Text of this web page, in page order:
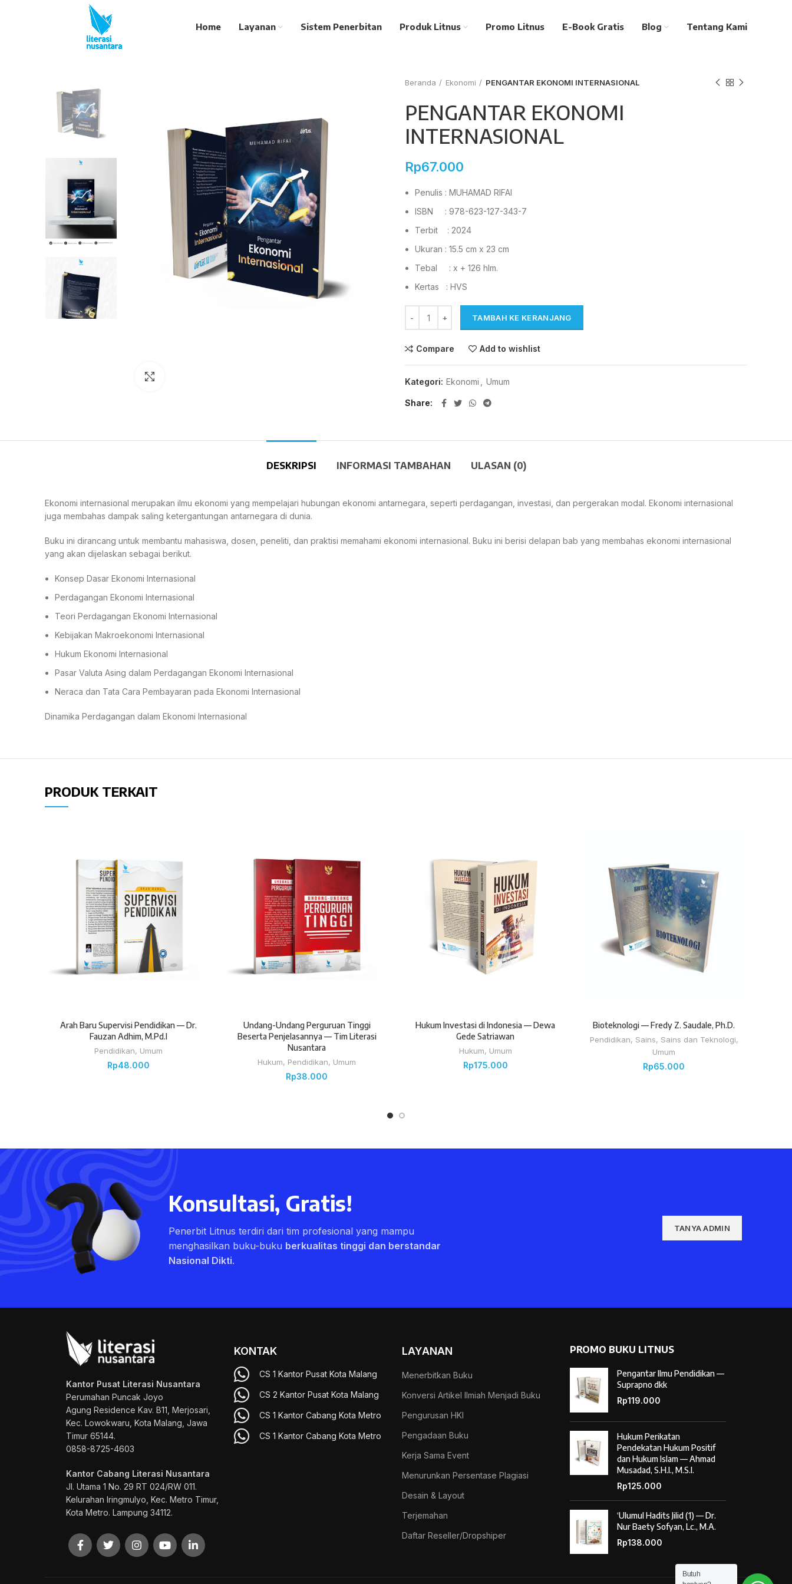
Home Layanan Sistem Penerbitan Produk Litnus Promo Litnus E-Book Gratis Blog Tentang Kami
Beranda Ekonomi PENGANTAR EKONOMI INTERNASIONAL
PENGANTAR EKONOMI
INTERNASIONAL
Rp67.000
Penulis : MUHAMAD RIFAI
ISBN : 978-623-127-343-7
Terbit : 2024
Ukuran : 15.5 cm x 23 cm
Tebal : x + 126 hlm.
Kertas : HVS
TAMBAH KE KERANJANG
Compare Add to wishlist
Kategori: Ekonomi Umum
Share
DESKRIPSI INFORMASI TAMBAHAN ULASAN (0)
Ekonomi internasional merupakan ilmu ekonomi yang mempelajari hubungan ekonomi antarnegara, seperti perdagangan, investasi, dan pergerakan modal. Ekonomi internasional
juga membahas dampak saling ketergantungan antarnegara di dunia.
Buku ini dirancang untuk membantu mahasiswa, dosen, peneliti, dan praktisi memahami ekonomi internasional. Buku ini berisi delapan bab yang membahas ekonomi internasional
yang akan dijelaskan sebagai berikut.
Konsep Dasar Ekonomi Internasional
Perdagangan Ekonomi Internasional
Teori Perdagangan Ekonomi Internasional
Kebijakan Makroekonomi Internasional
Hukum Ekonomi Internasional
Pasar Valuta Asing dalam Perdagangan Ekonomi Internasional
Neraca dan Tata Cara Pembayaran pada Ekonomi Internasional
Dinamika Perdagangan dalam Ekonomi Internasional
PRODUK TERKAIT
Arah Baru Supervisi Pendidikan — Dr.
Fauzan Adhim, M.Pd.I
Pendidikan, Umum
Rp48.000
Undang-Undang Perguruan Tinggi
Beserta Penjelasannya — Tim Literasi
Nusantara
Hukum, Pendidikan, Umum
Rp38.000
Hukum Investasi di Indonesia — Dewa
Gede Satriawan
Hukum, Umum
Rp175.000
Bioteknologi — Fredy Z. Saudale, Ph.D.
Pendidikan, Sains, Sains dan Teknologi,
Umum
Rp65.000
Konsultasi, Gratis!
Penerbit Litnus terdiri dari tim profesional yang mampu
menghasilkan buku-buku berkualitas tinggi dan berstandar
Nasional Dikti.
TANYA ADMIN
Kantor Pusat Literasi Nusantara
Perumahan Puncak Joyo
Agung Residence Kav. B11, Merjosari,
Kec. Lowokwaru, Kota Malang, Jawa
Timur 65144.
0858-8725-4603
Kantor Cabang Literasi Nusantara
Jl. Utama 1 No. 29 RT 024/RW 011.
Kelurahan Iringmulyo, Kec. Metro Timur,
Kota Metro. Lampung 34112.
KONTAK
CS 1 Kantor Pusat Kota Malang
CS 2 Kantor Pusat Kota Malang
CS 1 Kantor Cabang Kota Metro
CS 1 Kantor Cabang Kota Metro
LAYANAN
Menerbitkan Buku
Konversi Artikel Ilmiah Menjadi Buku
Pengurusan HKI
Pengadaan Buku
Kerja Sama Event
Menurunkan Persentase Plagiasi
Desain & Layout
Terjemahan
Daftar Reseller/Dropshiper
PROMO BUKU LITNUS
Pengantar Ilmu Pendidikan —
Suprapno dkk
Rp119.000
Hukum Perikatan
Pendekatan Hukum Positif
dan Hukum Islam — Ahmad
Musadad, S.H.I., M.S.I.
Rp125.000
‘Ulumul Hadits Jilid (1) — Dr.
Nur Baety Sofyan, Lc., M.A.
Rp138.000
Butuh